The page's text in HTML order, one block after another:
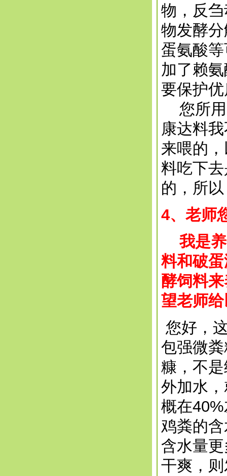
物，反
物发酵
蛋氨酸
加了赖
要保护
您所用
康达料
来喂的
料吃下
的，所
4、老师
我是养
料和破
酵饲料
望老师
您好，
包强微
糠，不
外加水
概在
鸡粪的
含水量
干爽，